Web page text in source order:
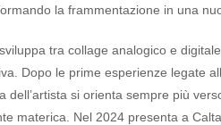
la frammentazione in una
tra collage analogico e
Dopo le prime esperienze legate
dell’artista si orienta sempre più
materica. Nel 2024 presenta a